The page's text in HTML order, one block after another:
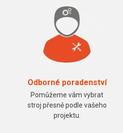
Odborné poradenství
Pomůžeme vám vybrat
stroj přesně podle vašeho
projektu.